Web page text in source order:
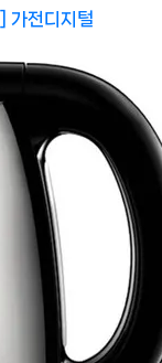
가전디지털